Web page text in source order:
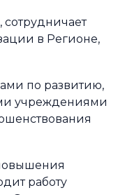
в Регионе,
по развитию,
учреждениями
работу